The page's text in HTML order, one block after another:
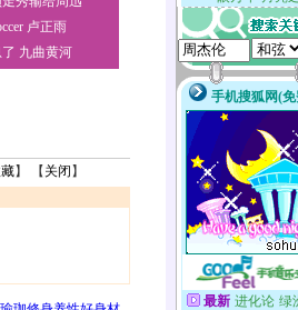
卢正雨
九曲黄河
】 【 关闭 】